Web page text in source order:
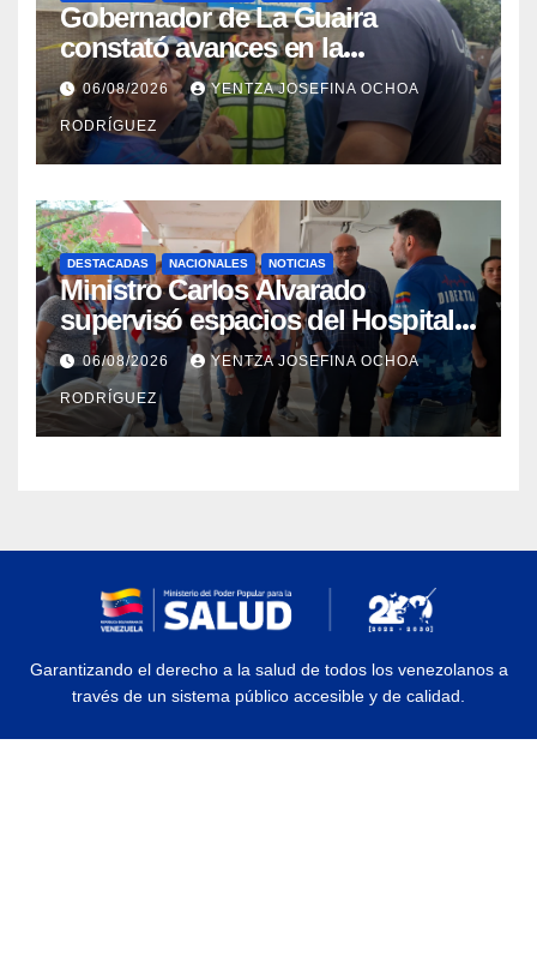
Gobernador de La Guaira
constató avances en la
rehabilitación del Hospitalito de
Catia la Mar
06/08/2026 YENTZA JOSEFINA OCHOA
RODRÍGUEZ
DESTACADAS NACIONALES NOTICIAS
Ministro Carlos Alvarado
supervisó espacios del Hospital
Dermatológico Dr. Martín Vegas
en La Guaira
06/08/2026 YENTZA JOSEFINA OCHOA
RODRÍGUEZ
Garantizando el derecho a la salud de todos los venezolanos a
través de un sistema público accesible y de calidad.